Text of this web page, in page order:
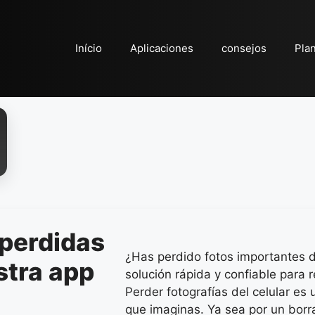
Início Aplicaciones consejos
app
¿Has perdido fotos importantes
solución rápida y confiable para
Perder fotografías del celular es
que imaginas. Ya sea por un